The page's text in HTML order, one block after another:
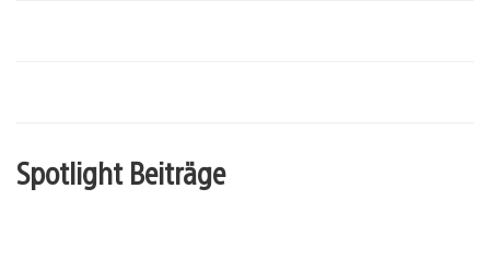
Spotlight Beiträge